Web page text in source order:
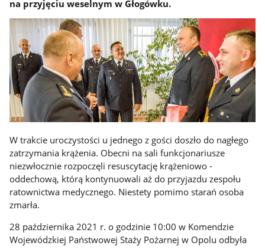
na przyjęciu weselnym w Głogówku.
W trakcie uroczystości u jednego z gości doszło do nagłego
zatrzymania krążenia. Obecni na sali funkcjonariusze
niezwłocznie rozpoczęli resuscytację krążeniowo -
oddechową, którą kontynuowali aż do przyjazdu zespołu
ratownictwa medycznego. Niestety pomimo starań osoba
zmarła.
28 października 2021 r. o godzinie 10:00 w Komendzie
Wojewódzkiej Państwowej Staży Pożarnej w Opolu odbyła